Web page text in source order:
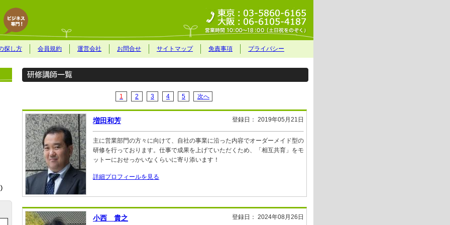
探し方 会員規約 運営会社 お問合せ サイトマップ 免責事項 プライバシー
1 2 3 4 5 次へ
増田和芳 登録日： 2019年05月21日
主に営業部門の方々に向けて、自社の事業に沿った内容でオーダーメイド型の
研修を行っております。仕事で成果を上げていただくため、「相互共育」をモ
ットーにおせっかいなくらいに寄り添います！
詳細プロフィールを見る
小西 貴之 登録日： 2024年08月26日